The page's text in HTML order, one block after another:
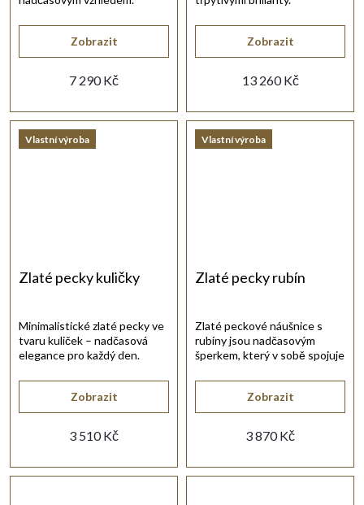
7 290 Kč
Zobrazit
13 260 Kč
Zobrazit
Vlastní výroba
Zlaté pecky kuličky
3 510 Kč
Zobrazit
Minimalistické zlaté pecky ve
tvaru kuliček – nadčasová
elegance pro každý den.
Vlastní výroba
Zlaté pecky rubín
3 870 Kč
Zobrazit
Zlaté peckové náušnice s
rubíny jsou nadčasovým
šperkem, který v sobě spojuje